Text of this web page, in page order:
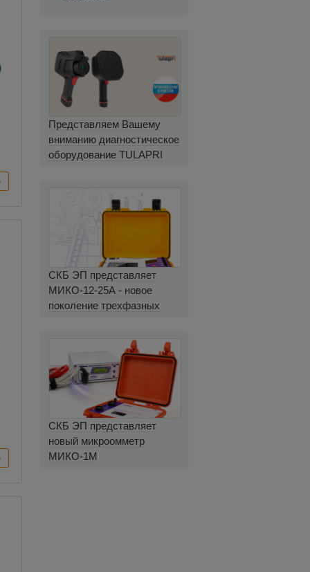
Представляем Вашему
вниманию диагностическое
оборудование TULAPRI
СКБ ЭП представляет
МИКО-12-25А - новое
поколение трехфазных
СКБ ЭП представляет
новый микроомметр
МИКО-1М